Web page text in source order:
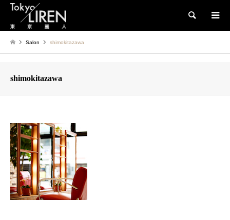
検索
Salon shimokitazawa
shimokitazawa